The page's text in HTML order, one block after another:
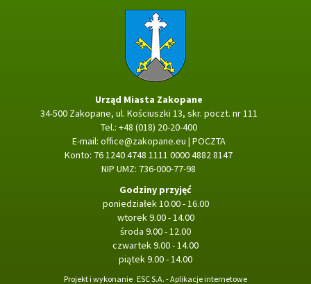
Strona główna
Urząd Miasta Zakopane
34-500 Zakopane, ul. Kościuszki 13, skr. poczt. nr 111
Tel.: +48 (018) 20-20-400
E-mail: office@zakopane.eu | POCZTA
Konto: 76 1240 4748 1111 0000 4882 8147
NIP UMZ: 736-000-77-98
Godziny przyjęć
poniedziałek 10.00 - 16.00
wtorek 9.00 - 14.00
środa 9.00 - 12.00
czwartek 9.00 - 14.00
piątek 9.00 - 14.00
Projekt i wykonanie ESC S.A. - Aplikacje internetowe